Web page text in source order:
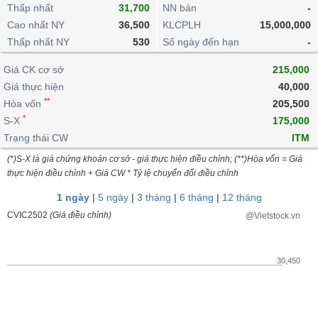
lỗ
dịch
nội
Niên
giám
Tài
liệu
cổ
Định
giá
ngoài
doanh
Top
cổ
phiếu
ngành
dịch
Chứng
quyền
quan
Thống
giao
dịch
Thống
giao
dịch
Tin
tức
Phân
tích
kỹ
thuật
trực
tuyến
Bộ
lọc
cổ
So
Vĩ
mô
lai
Chứng
quyền
Trái
phiếu
IR
Awards
tạo
Dịch
vụ
Thấp nhất
31,700
Cao nhất NY
36,500
Thấp nhất NY
530
NN bán
-
KLCPLH
15,000,000
Số ngày đến hạn
-
Giá CK cơ sở
215,000
Giá thực hiện
40,000
Hòa vốn **
205,500
S-X *
175,000
Trạng thái CW
ITM
(*)S-X là giá chứng khoán cơ sở - giá thực hiện điều chỉnh; (**)Hòa vốn = Giá
thực hiện điều chỉnh + Giá CW * Tỷ lệ chuyển đổi điều chỉnh
1 ngày| 5 ngày| 3 tháng | 6 tháng | 12 tháng
CVIC2502 (Giá điều chỉnh) @Vietstock.vn
30,450
BẤT
ĐỘNG
SẢN
TÀI
CHÍNH
HÀNG